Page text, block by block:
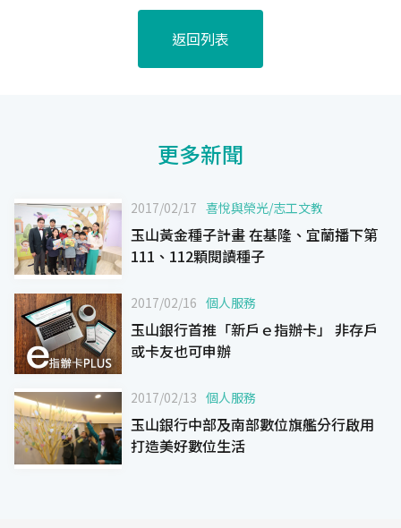
返回列表
更多新聞
2017/02/17 喜悅與榮光/志工文教
玉山黃金種子計畫 在基隆、宜蘭播下第
111、112顆閱讀種子
2017/02/16 個人服務
玉山銀行首推「新戶ｅ指辦卡」 非存戶
或卡友也可申辦
2017/02/13 個人服務
玉山銀行中部及南部數位旗艦分行啟用
打造美好數位生活